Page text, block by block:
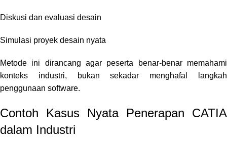
Diskusi dan evaluasi desain
Simulasi proyek desain nyata
Metode ini dirancang agar peserta benar-benar memahami
konteks industri, bukan sekadar menghafal langkah
penggunaan software.
Contoh Kasus Nyata Penerapan CATIA
dalam Industri